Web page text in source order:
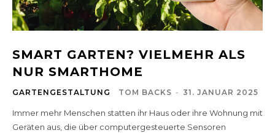
SMART GARTEN? VIELMEHR ALS
NUR SMARTHOME
GARTENGESTALTUNG TOM BACKS - 31. JANUAR 2025
Immer mehr Menschen statten ihr Haus oder ihre Wohnung mit
Geräten aus, die über computergesteuerte Sensoren